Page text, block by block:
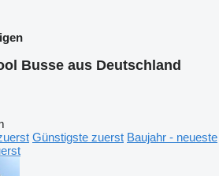
Busse aus Deutschland
Günstigste zuerst Baujahr - neueste